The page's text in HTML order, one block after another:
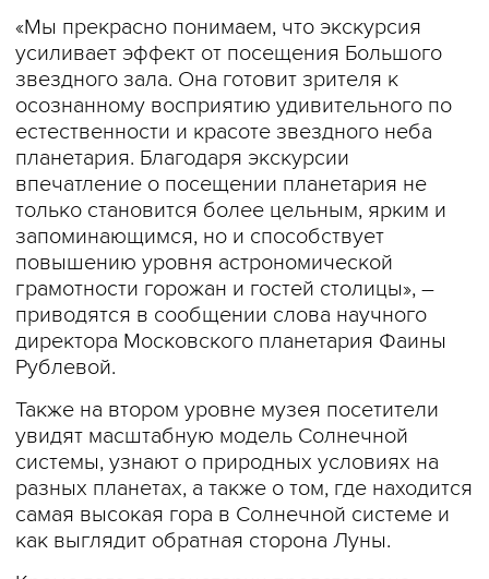
«Мы прекрасно понимаем, что экскурсия
усиливает эффект от посещения Большого
звездного зала. Она готовит зрителя к
осознанному восприятию удивительного по
естественности и красоте звездного неба
планетария. Благодаря экскурсии
впечатление о посещении планетария не
только становится более цельным, ярким и
запоминающимся, но и способствует
повышению уровня астрономической
грамотности горожан и гостей столицы», –
приводятся в сообщении слова научного
директора Московского планетария Фаины
Рублевой.
Также на втором уровне музея посетители
увидят масштабную модель Солнечной
системы, узнают о природных условиях на
разных планетах, а также о том, где находится
самая высокая гора в Солнечной системе и
как выглядит обратная сторона Луны.